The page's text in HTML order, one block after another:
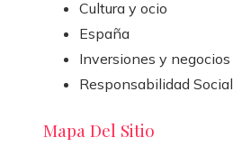
Cultura y ocio
España
Inversiones y negocios
Responsabilidad Social
Mapa Del Sitio